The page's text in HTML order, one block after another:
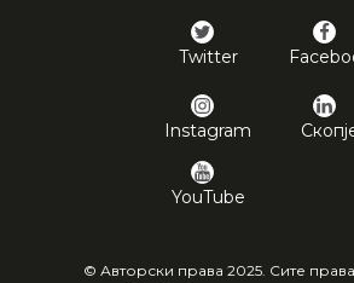
Twitter
Instagram
YouTube
© Авторски права 2025. Сите